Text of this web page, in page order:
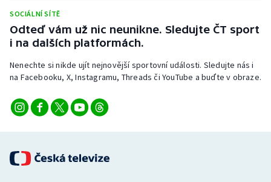
Box
Florbal
SOCIÁLNÍ SÍTĚ
Odteď vám už nic neunikne. Sledujte ČT sport
i na dalších platformách.
Nenechte si nikde ujít nejnovější sportovní události. Sledujte nás i
na Facebooku, X, Instagramu, Threads či YouTube a buďte v obraze.